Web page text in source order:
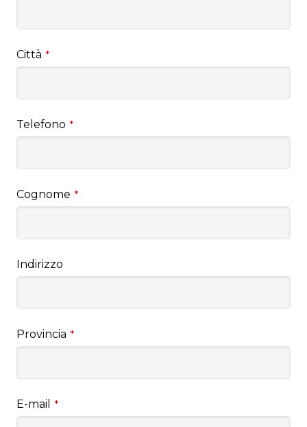
Città *
Telefono *
Cognome *
Indirizzo
Provincia *
E-mail *